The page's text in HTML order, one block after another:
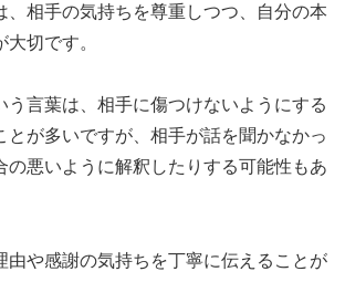
、相手の気持ちを尊重しつつ、自分の本
切です。
う言葉は、相手に傷つけないようにする
とが多いですが、相手が話を聞かなかっ
の悪いように解釈したりする可能性もあ
由や感謝の気持ちを丁寧に伝えることが